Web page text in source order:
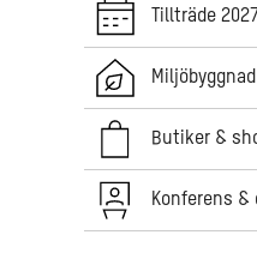
Tillträde
Butiker &
Konferens &